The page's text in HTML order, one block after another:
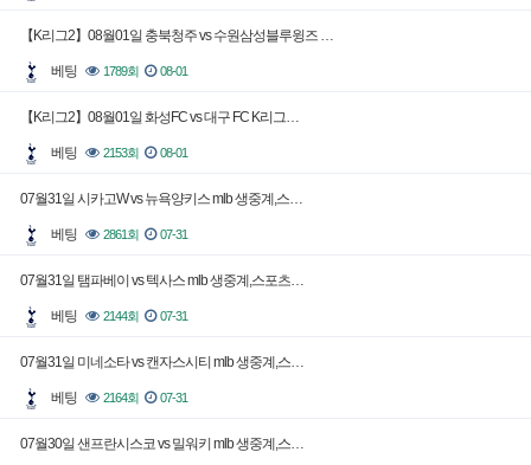
【K리그2】08월01일 충북청주 vs 수원삼성블루윙즈 …
베팅 1789회 08-01
【K리그2】08월01일 화성FC vs 대구 FC K리그…
베팅 2153회 08-01
07월31일 시카고W vs 뉴욕양키스 mlb 생중계,스…
베팅 2861회 07-31
07월31일 탬파베이 vs 텍사스 mlb 생중계,스포츠…
베팅 2144회 07-31
07월31일 미네소타 vs 캔자스시티 mlb 생중계,스…
베팅 2164회 07-31
07월30일 샌프란시스코 vs 밀워키 mlb 생중계,스…